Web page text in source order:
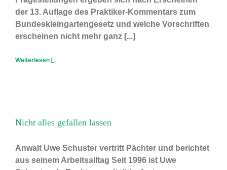
der 13. Auflage des Praktiker-Kommentars zum
Bundeskleingartengesetz und welche Vorschriften
erscheinen nicht mehr ganz [...]
Weiterlesen
Nicht alles gefallen lassen
Anwalt Uwe Schuster vertritt Pächter und berichtet
aus seinem Arbeitsalltag Seit 1996 ist Uwe